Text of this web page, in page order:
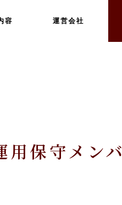
容 運営会社
用保守メンバ